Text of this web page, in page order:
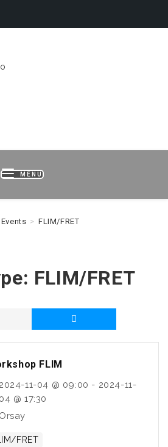
MENU
Events > FLIM/FRET
FLIM/FRET
FLIM
2024-11-04 @ 09:00 - 2024-11-
04 @ 17:30
Orsay
FRET